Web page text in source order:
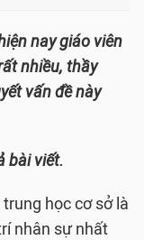
nay giáo viên
nhiều, thầy
vấn đề này
bài viết.
học cơ sở là
nhân sự nhất